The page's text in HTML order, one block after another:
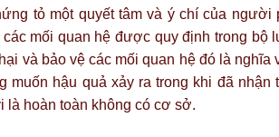
tỏ một quyết tâm và ý chí của người
mối quan hệ được quy định trong bộ
và bảo vệ các mối quan hệ đó là nghĩa
muốn hậu quả xảy ra trong khi đã
là hoàn toàn không có cơ sở.